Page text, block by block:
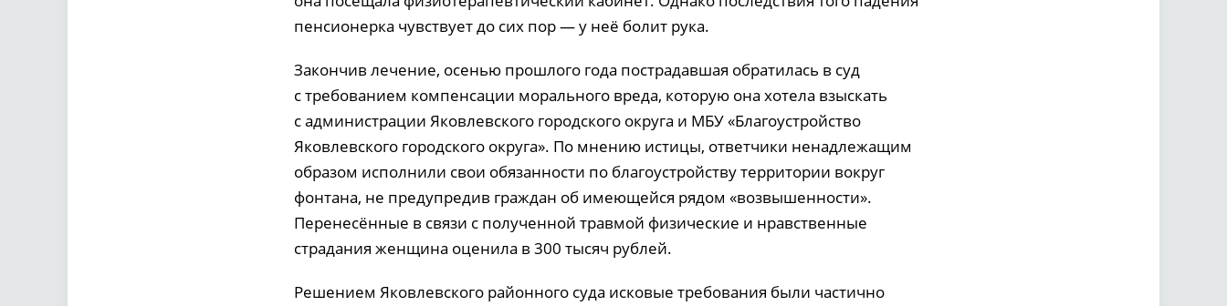
пенсионерка чувствует до сих пор — у неё болит рука.
Закончив лечение, осенью прошлого года пострадавшая обратилась в суд
с требованием компенсации морального вреда, которую она хотела взыскать
с администрации Яковлевского городского округа и МБУ «Благоустройство
Яковлевского городского округа». По мнению истицы, ответчики ненадлежащим
образом исполнили свои обязанности по благоустройству территории вокруг
фонтана, не предупредив граждан об имеющейся рядом «возвышенности».
Перенесённые в связи с полученной травмой физические и нравственные
страдания женщина оценила в 300 тысяч рублей.
Решением Яковлевского районного суда исковые требования были частично